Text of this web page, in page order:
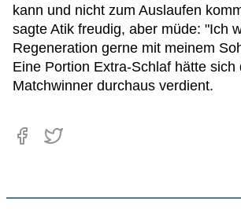
kann und nicht zum Auslaufen
sagte Atik freudig, aber müde: "Ich
Regeneration gerne mit meinem
Eine Portion Extra-Schlaf hätte sich
Matchwinner durchaus verdient.